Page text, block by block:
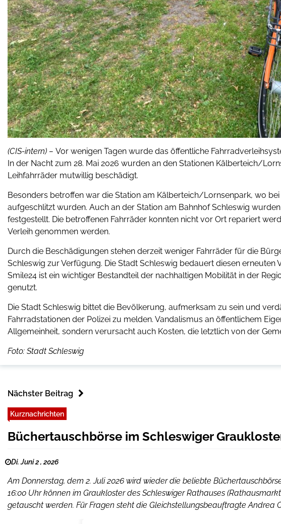
(CIS-intern) – Vor wenigen Tagen wurde das öffentliche
In der Nacht zum 28. Mai 2026 wurden an den Stationen Kälberteich/
Leihfahrräder mutwillig beschädigt.
Besonders betroffen war die Station am Kälberteich/Lornsenpark, wo
aufgeschlitzt wurden. Auch an der Station am Bahnhof Schleswig
festgestellt. Die betroffenen Fahrräder konnten nicht vor Ort repariert
Verleih genommen werden.
Durch die Beschädigungen stehen derzeit weniger Fahrräder für die
Schleswig zur Verfügung. Die Stadt Schleswig bedauert diesen erneuten
Smile24 ist ein wichtiger Bestandteil der nachhaltigen Mobilität in der
genutzt.
Die Stadt Schleswig bittet die Bevölkerung, aufmerksam zu sein und
Fahrradstationen der Polizei zu melden. Vandalismus an öffentlichem
Allgemeinheit, sondern verursacht auch Kosten, die letztlich von der
Foto: Stadt Schleswig
Nächster Beitrag
Kurznachrichten
Büchertauschbörse im Schleswiger
Di. Juni 2 , 2026
Am Donnerstag, dem 2. Juli 2026 wird wieder die beliebte
16:00 Uhr können im Graukloster des Schleswiger Rathauses
getauscht werden. Für Fragen steht die Gleichstellungsbeauftragte Andrea